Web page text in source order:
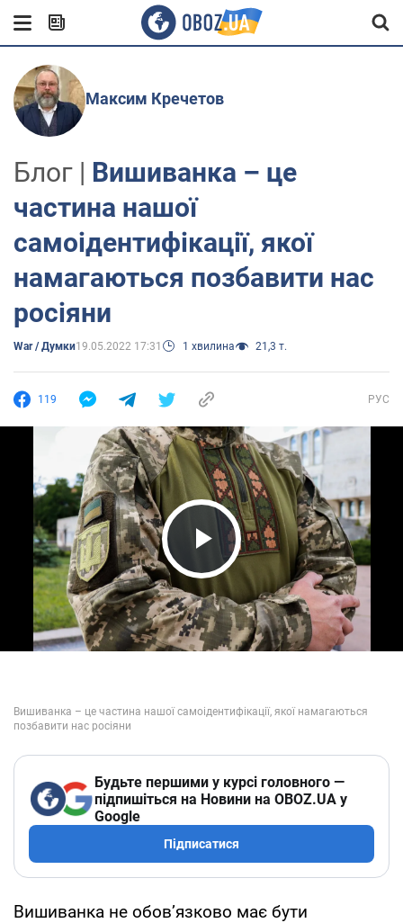
Максим Кречетов
Блог | Вишиванка – це
частина нашої
самоідентифікації, якої
намагаються позбавити нас
росіяни
War / Думки19.05.2022 17:31 1 хвилина 21,3 т.
119 РУС
Play Video
Будьте першими у курсі головного —
підпишіться на Новини на OBOZ.UA у
Google
Підписатися
Вишиванка не обовʼязково має бути